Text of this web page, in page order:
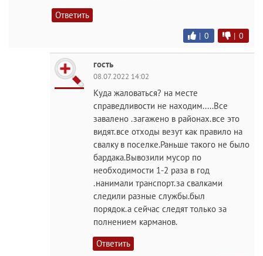
Ответить
| 0 | 0
гость
08.07.2022 14:02
Куда жаловаться? на месте
справедливости не находим.....Все
завалено .загажено в районах.все это
видят.все отходы везут как правило на
свалку в поселке.Раньше такого не было
бардака.Вывозили мусор по
необходимости 1-2 раза в год
.нанимали транспорт.за свалками
следили разные службы.был
порядок.а сейчас следят только за
полнением карманов.
Ответить